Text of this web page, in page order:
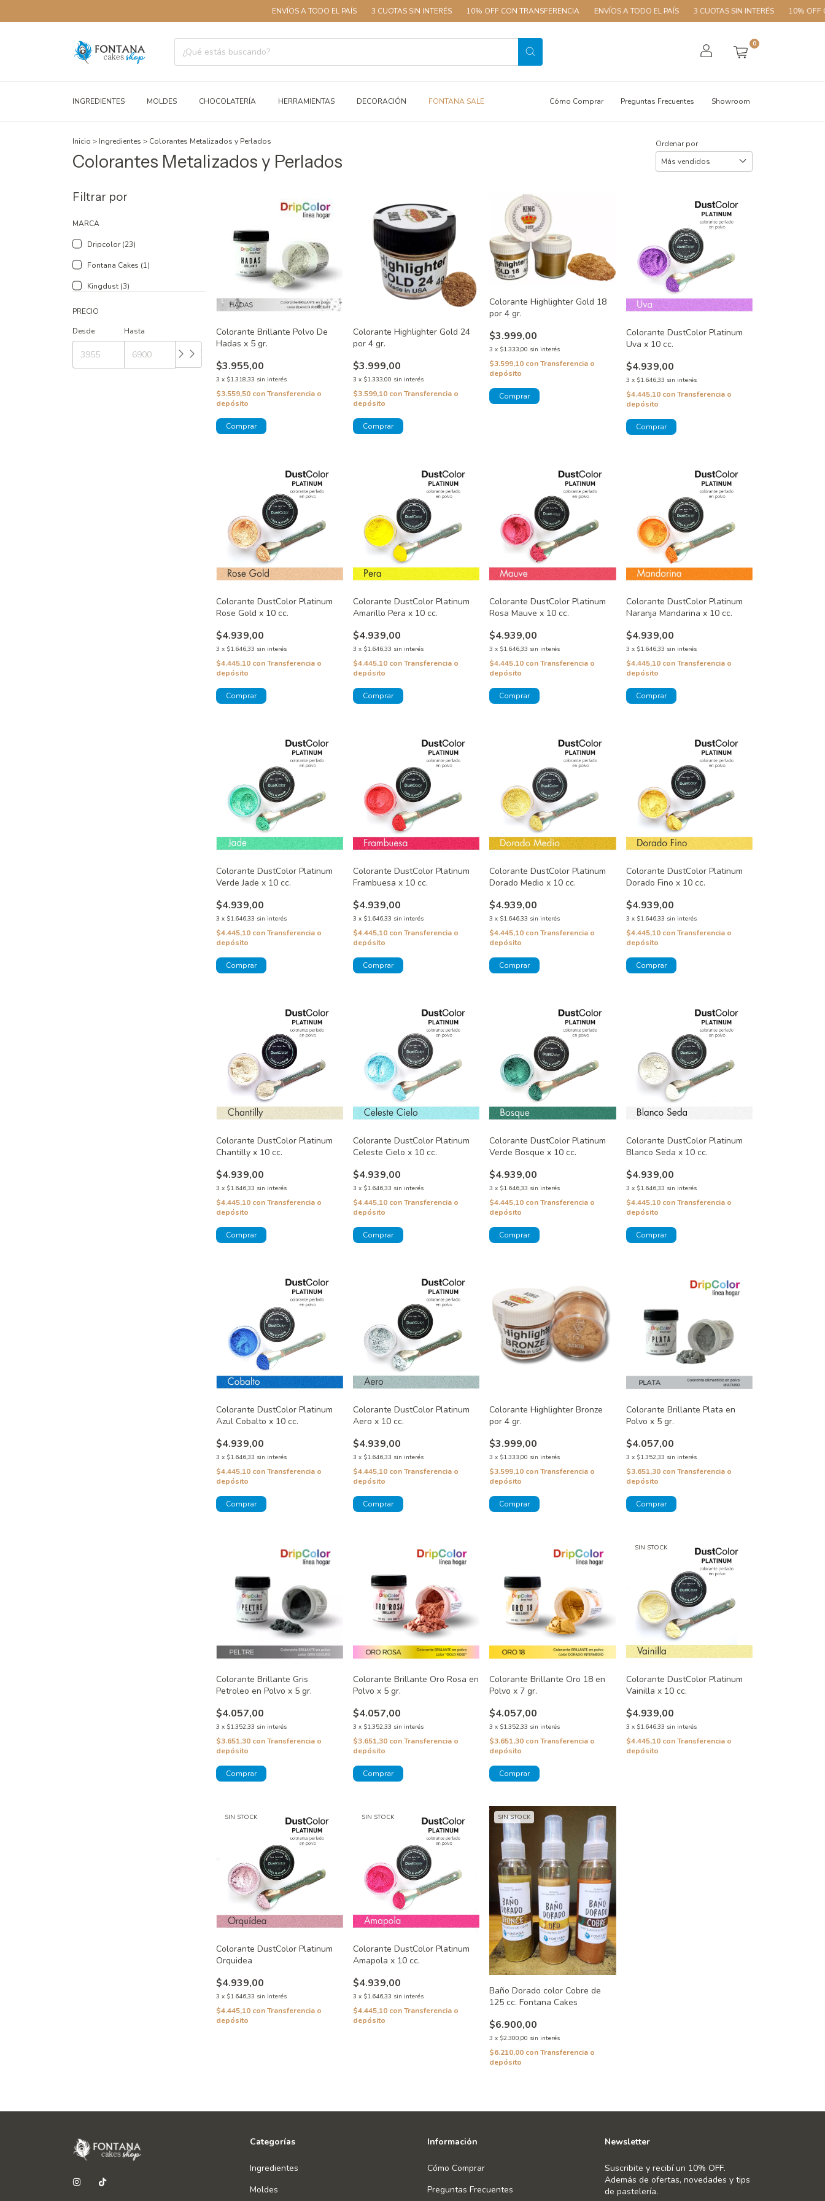
ENVÍOS A TODO EL PAÍS 3 CUOTAS SIN INTERÉS 10% OFF CON TRANSFERENCIA ENVÍOS A TODO EL PAÍS 3 CUOTAS SIN INTERÉS 10% OFF CON
0
INGREDIENTES MOLDES CHOCOLATERÍA HERRAMIENTAS DECORACIÓN FONTANA SALE Cómo Comprar Preguntas Frecuentes Showroom
Inicio > Ingredientes > Colorantes Metalizados y Perlados
Colorantes Metalizados y Perlados
Ordenar por
Filtrar por
MARCA
Dripcolor (23)
Fontana Cakes (1)
Kingdust (3)
PRECIO
Desde
Hasta
Colorante Brillante Polvo De
Hadas x 5 gr.
$3.955,00
3 x $1.318,33 sin interés
$3.559,50 con Transferencia o
depósito
Colorante Highlighter Gold 24
por 4 gr.
$3.999,00
3 x $1.333,00 sin interés
$3.599,10 con Transferencia o
depósito
Colorante Highlighter Gold 18
por 4 gr.
$3.999,00
3 x $1.333,00 sin interés
$3.599,10 conTransferencia o
depósito
Colorante DustColor Platinum
Uva x 10 cc.
$4.939,00
3 x $1.646,33 sin interés
$4.445,10 con Transferencia o
depósito
Colorante DustColor Platinum
Rose Gold x 10 cc.
$4.939,00
3 x $1.646,33 sin interés
$4.445,10 con Transferencia o
depósito
Colorante DustColor Platinum
Amarillo Pera x 10 cc.
$4.939,00
3 x $1.646,33 sin interés
$4.445,10 con Transferencia o
depósito
Colorante DustColor Platinum
Rosa Mauve x 10 cc.
$4.939,00
3 x $1.646,33 sin interés
$4.445,10 conTransferencia o
depósito
Colorante DustColor Platinum
Naranja Mandarina x 10 cc.
$4.939,00
3 x $1.646,33 sin interés
$4.445,10 con Transferencia o
depósito
Colorante DustColor Platinum
Verde Jade x 10 cc.
$4.939,00
3 x $1.646,33 sin interés
$4.445,10 con Transferencia o
depósito
Colorante DustColor Platinum
Frambuesa x 10 cc.
$4.939,00
3 x $1.646,33 sin interés
$4.445,10 con Transferencia o
depósito
Colorante DustColor Platinum
Dorado Medio x 10 cc.
$4.939,00
3 x $1.646,33 sin interés
$4.445,10 conTransferencia o
depósito
Colorante DustColor Platinum
Dorado Fino x 10 cc.
$4.939,00
3 x $1.646,33 sin interés
$4.445,10 con Transferencia o
depósito
Colorante DustColor Platinum
Chantilly x 10 cc.
$4.939,00
3 x $1.646,33 sin interés
$4.445,10 con Transferencia o
depósito
Colorante DustColor Platinum
Celeste Cielo x 10 cc.
$4.939,00
3 x $1.646,33 sin interés
$4.445,10 con Transferencia o
depósito
Colorante DustColor Platinum
Verde Bosque x 10 cc.
$4.939,00
3 x $1.646,33 sin interés
$4.445,10 conTransferencia o
depósito
Colorante DustColor Platinum
Blanco Seda x 10 cc.
$4.939,00
3 x $1.646,33 sin interés
$4.445,10 con Transferencia o
depósito
Colorante DustColor Platinum
Azul Cobalto x 10 cc.
$4.939,00
3 x $1.646,33 sin interés
$4.445,10 con Transferencia o
depósito
Colorante DustColor Platinum
Aero x 10 cc.
$4.939,00
3 x $1.646,33 sin interés
$4.445,10 con Transferencia o
depósito
Colorante Highlighter Bronze
por 4 gr.
$3.999,00
3 x $1.333,00 sin interés
$3.599,10 conTransferencia o
depósito
Colorante Brillante Plata en
Polvo x 5 gr.
$4.057,00
3 x $1.352,33 sin interés
$3.651,30 con Transferencia o
depósito
Colorante Brillante Gris
Petroleo en Polvo x 5 gr.
$4.057,00
3 x $1.352,33 sin interés
$3.651,30 con Transferencia o
depósito
Colorante Brillante Oro Rosa en
Polvo x 5 gr.
$4.057,00
3 x $1.352,33 sin interés
$3.651,30 con Transferencia o
depósito
Colorante Brillante Oro 18 en
Polvo x 7 gr.
$4.057,00
3 x $1.352,33 sin interés
$3.651,30 conTransferencia o
depósito
SIN STOCK
Colorante DustColor Platinum
Vainilla x 10 cc.
$4.939,00
3 x $1.646,33 sin interés
$4.445,10 con Transferencia o
depósito
SIN STOCK
Colorante DustColor Platinum
Orquidea
$4.939,00
3 x $1.646,33 sin interés
$4.445,10 con Transferencia o
depósito
SIN STOCK
Colorante DustColor Platinum
Amapola x 10 cc.
$4.939,00
3 x $1.646,33 sin interés
$4.445,10 con Transferencia o
depósito
SIN STOCK
Baño Dorado color Cobre de
125 cc. Fontana Cakes
$6.900,00
3 x $2.300,00 sin interés
$6.210,00 conTransferencia o
depósito
Categorías
Ingredientes
Moldes
Información
Cómo Comprar
Preguntas Frecuentes
Newsletter
Suscribite y recibí un 10% OFF.
Además de ofertas, novedades y tips
de pastelería.